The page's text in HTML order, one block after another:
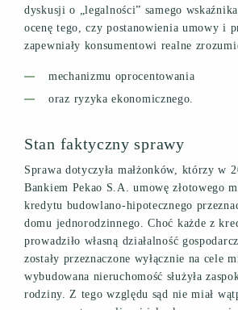
dyskusji o „legalności” samego
ocenę tego, czy postanowienia umowy i
zapewniały konsumentowi realne
mechanizmu oprocentowania
oraz ryzyka ekonomicznego.
Stan faktyczny sprawy
Sprawa dotyczyła małżonków, którzy w
Bankiem Pekao S.A. umowę złotowego
kredytu budowlano-hipotecznego
domu jednorodzinnego. Choć każde z
prowadziło własną działalność
zostały przeznaczone wyłącznie na cele
wybudowana nieruchomość służyła
rodziny. Z tego względu sąd nie miał